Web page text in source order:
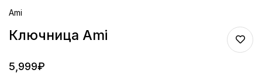
Ami
Ключница Ami
5,999₽